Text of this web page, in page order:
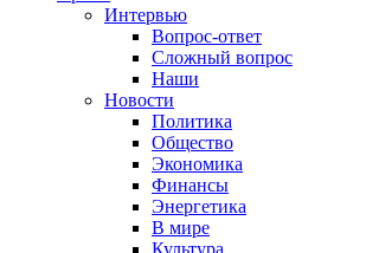
Интервью
Вопрос-ответ
Сложный вопрос
Наши
Новости
Политика
Общество
Экономика
Финансы
Энергетика
В мире
Культура